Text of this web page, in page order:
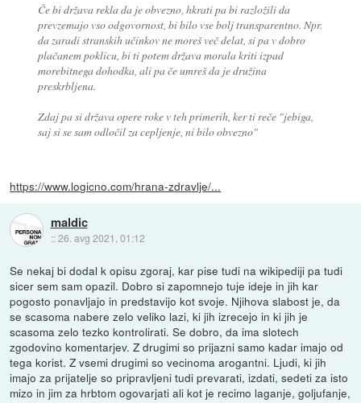
Če bi država rekla da je obvezno, hkrati pa bi razložili da
prevzemajo vso odgovornost, bi bilo vse bolj transparentno. Npr.
da zaradi stranskih učinkov ne moreš več delat, si pa v dobro
plačanem poklicu, bi ti potem država morala kriti izpad
morebitnega dohodka, ali pa če umreš da je družina
preskrbljena.
Zdaj pa si država opere roke v teh primerih, ker ti reče "jebiga,
saj si se sam odločil za cepljenje, ni bilo obvezno"
https://www.logicno.com/hrana-zdravlje/...
maldic
::26. avg 2021, 01:12
Se nekaj bi dodal k opisu zgoraj, kar pise tudi na wikipediji pa tudi
sicer sem sam opazil. Dobro si zapomnejo tuje ideje in jih kar
pogosto ponavljajo in predstavijo kot svoje. Njihova slabost je, da
se scasoma nabere zelo veliko lazi, ki jih izrecejo in ki jih je
scasoma zelo tezko kontrolirati. Se dobro, da ima slotech
zgodovino komentarjev. Z drugimi so prijazni samo kadar imajo od
tega korist. Z vsemi drugimi so vecinoma arogantni. Ljudi, ki jih
imajo za prijatelje so pripravljeni tudi prevarati, izdati, sedeti za isto
mizo in jim za hrbtom ogovarjati ali kot je recimo laganje, goljufanje,